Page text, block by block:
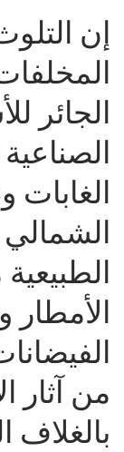
إن
الجائر
الغابات
من آثار
بالغلاف